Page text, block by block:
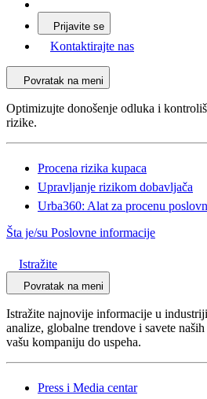
Prijavite se
Kontaktirajte nas
Povratak na meni
Optimizujte donošenje odluka i
rizike.
Procena rizika kupaca
Upravljanje rizikom dobavljača
Urba360: Alat za procenu
Šta je/su Poslovne informacije
Istražite
Povratak na meni
Istražite najnovije informacije u
analize, globalne trendove i savete
vašu kompaniju do uspeha.
Press i Media centar